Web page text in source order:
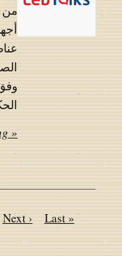
من
»
Next
Next ›
Last
Last »